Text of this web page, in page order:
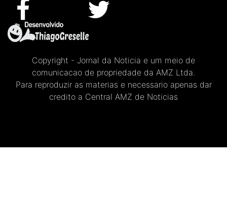
Copyright - Jornal da Noticia e um meio de
comunicacao de propriedade da AMZ Ltda.
Para reproduzir as materias e necessario apenas dar
credito a Central AMZ de Noticias